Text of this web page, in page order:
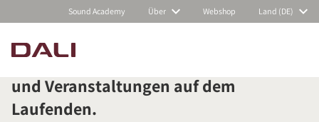
Sound Academy Über Webshop Land (DE)
PRODUKTE VERGLEICHEN
Abonnieren Sie unseren Newsletter
und bleiben Sie über alle Neuigkeiten
und Veranstaltungen auf dem
Laufenden.